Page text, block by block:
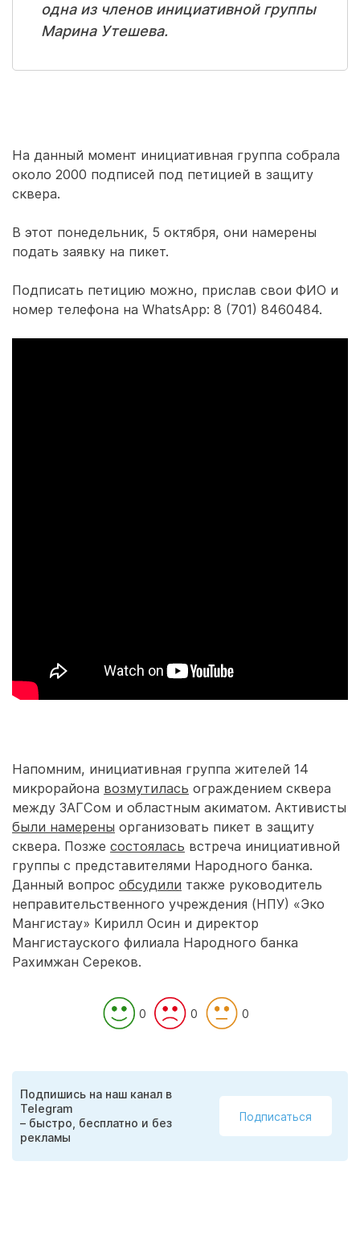
одна из членов инициативной группы
Марина Утешева.
На данный момент инициативная группа собрала
около 2000 подписей под петицией в защиту
сквера.
В этот понедельник, 5 октября, они намерены
подать заявку на пикет.
Подписать петицию можно, прислав свои ФИО и
номер телефона на WhatsApp: 8 (701) 8460484.
Напомним, инициативная группа жителей 14
микрорайона возмутилась ограждением сквера
между ЗАГСом и областным акиматом. Активисты
были намерены организовать пикет в защиту
сквера. Позже состоялась встреча инициативной
группы с представителями Народного банка.
Данный вопрос обсудили также руководитель
неправительственного учреждения (НПУ) «Эко
Мангистау» Кирилл Осин и директор
Мангистауского филиала Народного банка
Рахимжан Сереков.
0 0 0
Подпишись на наш канал в
Telegram
– быстро, бесплатно и без
рекламы
Подписаться